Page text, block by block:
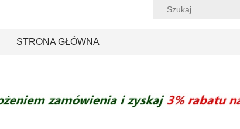
STRONA GŁÓWNA